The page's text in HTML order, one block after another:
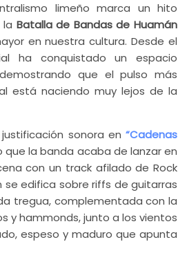
limeño marca un hito
Batalla de Bandas de Huamán
en nuestra cultura. Desde el
ha conquistado un espacio
que el pulso más
está naciendo muy lejos de la
sonora en “Cadenas
que la banda acaba de lanzar en
con un track afilado de Rock
se edifica sobre riffs de guitarras
tregua, complementada con la
y hammonds, junto a los vientos
espeso y maduro que apunta